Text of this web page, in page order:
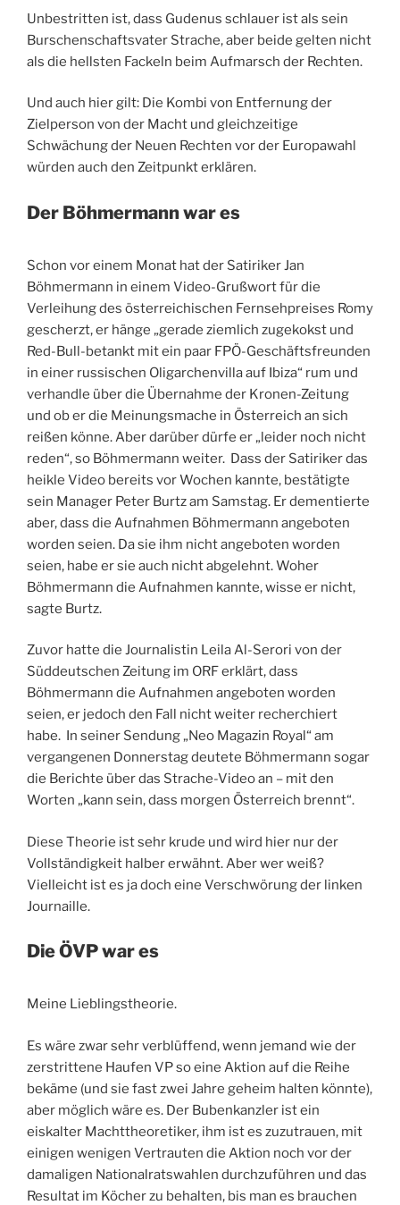
Unbestritten ist, dass Gudenus schlauer ist als sein
Burschenschaftsvater Strache, aber beide gelten nicht
als die hellsten Fackeln beim Aufmarsch der Rechten.
Und auch hier gilt: Die Kombi von Entfernung der
Zielperson von der Macht und gleichzeitige
Schwächung der Neuen Rechten vor der Europawahl
würden auch den Zeitpunkt erklären.
Der Böhmermann war es
Schon vor einem Monat hat der Satiriker Jan
Böhmermann in einem Video-Grußwort für die
Verleihung des österreichischen Fernsehpreises Romy
gescherzt, er hänge „gerade ziemlich zugekokst und
Red-Bull-betankt mit ein paar FPÖ-Geschäftsfreunden
in einer russischen Oligarchenvilla auf Ibiza“ rum und
verhandle über die Übernahme der Kronen-Zeitung
und ob er die Meinungsmache in Österreich an sich
reißen könne. Aber darüber dürfe er „leider noch nicht
reden“, so Böhmermann weiter. Dass der Satiriker das
heikle Video bereits vor Wochen kannte, bestätigte
sein Manager Peter Burtz am Samstag. Er dementierte
aber, dass die Aufnahmen Böhmermann angeboten
worden seien. Da sie ihm nicht angeboten worden
seien, habe er sie auch nicht abgelehnt. Woher
Böhmermann die Aufnahmen kannte, wisse er nicht,
sagte Burtz.
Zuvor hatte die Journalistin Leila Al-Serori von der
Süddeutschen Zeitung im ORF erklärt, dass
Böhmermann die Aufnahmen angeboten worden
seien, er jedoch den Fall nicht weiter recherchiert
habe. In seiner Sendung „Neo Magazin Royal“ am
vergangenen Donnerstag deutete Böhmermann sogar
die Berichte über das Strache-Video an – mit den
Worten „kann sein, dass morgen Österreich brennt“.
Diese Theorie ist sehr krude und wird hier nur der
Vollständigkeit halber erwähnt. Aber wer weiß?
Vielleicht ist es ja doch eine Verschwörung der linken
Journaille.
Die ÖVP war es
Meine Lieblingstheorie.
Es wäre zwar sehr verblüffend, wenn jemand wie der
zerstrittene Haufen VP so eine Aktion auf die Reihe
bekäme (und sie fast zwei Jahre geheim halten könnte),
aber möglich wäre es. Der Bubenkanzler ist ein
eiskalter Machttheoretiker, ihm ist es zuzutrauen, mit
einigen wenigen Vertrauten die Aktion noch vor der
damaligen Nationalratswahlen durchzuführen und das
Resultat im Köcher zu behalten, bis man es brauchen